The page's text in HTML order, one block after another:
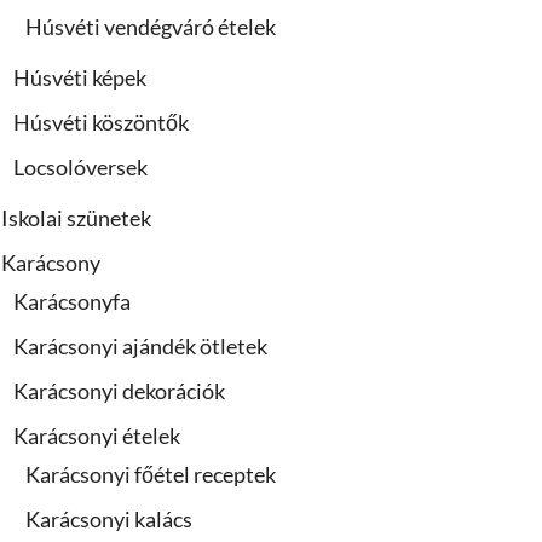
Húsvéti vendégváró ételek
Húsvéti képek
Húsvéti köszöntők
Locsolóversek
Iskolai szünetek
Karácsony
Karácsonyfa
Karácsonyi ajándék ötletek
Karácsonyi dekorációk
Karácsonyi ételek
Karácsonyi főétel receptek
Karácsonyi kalács